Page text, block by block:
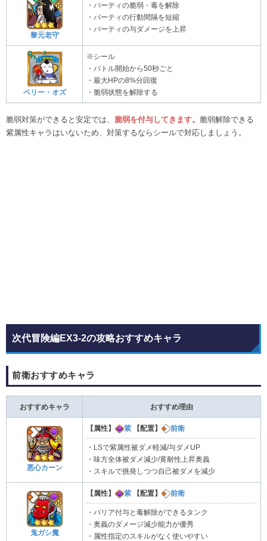
黎元老守
・パーティの脆弱・毒を解除
・パーティの行動間隔を短縮
・パーティの与ダメージを上昇
ベリー・オズ
※シール
・バトル開始から50秒ごと
・最大HPの8%分回復
・脆弱状態を解除する
脆弱対策ができると安定では、 脆弱を付与してきます。 脆弱解除できる
紫属性キャラはいないため、対策するならシールで対応しましょう。
次代冒険編EX3-2の攻略おすすめキャラ
前衛おすすめキャラ
おすすめキャラ おすすめ理由
悪心カーン
【属性】 紫 【配置】 前衛
・LSで紫属性被ダメ軽減/与ダメUP
・味方全体被ダメ減少/黄耐性上昇奥義
・スキルで挑発しつつ自己被ダメを減少
鬼ガシ魔
【属性】 紫 【配置】 前衛
・バリア付与と毒解除ができるタンク
・奥義のダメージ減少能力が優秀
・属性指定のスキルがなく使いやすい